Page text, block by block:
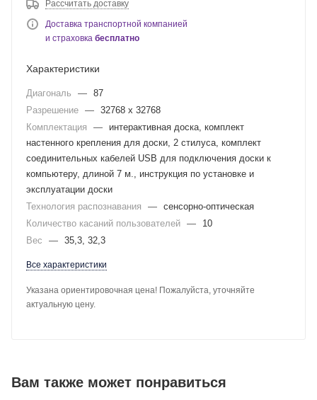
Рассчитать доставку
Доставка транспортной компанией
и страховка бесплатно
Характеристики
Диагональ — 87
Разрешение — 32768 х 32768
Комплектация
—
интерактивная доска, комплект
настенного крепления для доски, 2 стилуса, комплект
соединительных кабелей USB для подключения доски к
компьютеру, длиной 7 м., инструкция по установке и
эксплуатации доски
Технология распознавания
— сенсорно-оптическая
Количество касаний пользователей —
10
Вес
— 35,3, 32,3
Все характеристики
Указана ориентировочная цена! Пожалуйста, уточняйте
актуальную цену.
Вам также может понравиться